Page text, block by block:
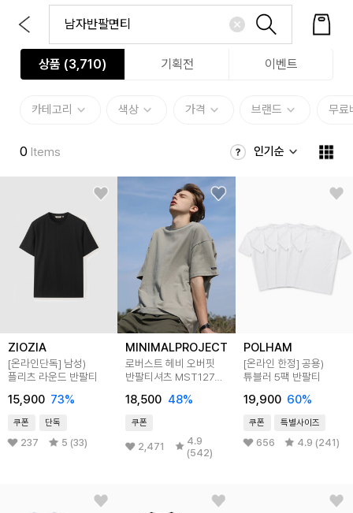
상품 (3,710) 기획전 이벤트
카테고리 색상 가격 브랜드 무료
0 Items 인기순
ZIOZIA
[온라인단독] 남성)
플리츠 라운드 반팔티
15,900 73%
쿠폰 단독
237 5 (33)
MINIMALPROJECT
로버스트 헤비 오버핏
반팔티셔츠 MST127
18,500 48%
쿠폰
2,471
4.9
(542)
POLHAM
[온라인 한정] 공용)
튜블러 5팩 반팔티
19,900 60%
쿠폰 특별사이즈
656 4.9 (241)